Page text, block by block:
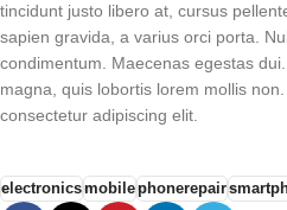
tincidunt justo libero at, cursus
sapien gravida, a varius orci porta.
condimentum. Maecenas egestas
magna, quis lobortis lorem mollis
consectetur adipiscing elit.
electronicsmobilephonerepair